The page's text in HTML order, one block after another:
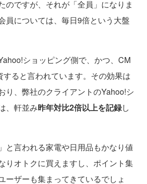
のですが、それが「全員」になりま
員については、毎日9倍という大盤
ショッピング側で、かつ、CM
すると言われています。その効果は
り、弊社のクライアントのYahoo!シ
、軒並み昨年対比2倍以上を記録し
と言われる家電や日用品もかなり値
りオトクに買えますし、ポイント集
ーザーも集まってきているでしょ